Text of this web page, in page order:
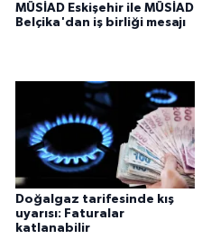
MÜSİAD Eskişehir ile MÜSİAD
Belçika'dan iş birliği mesajı
Doğalgaz tarifesinde kış
uyarısı: Faturalar
katlanabilir